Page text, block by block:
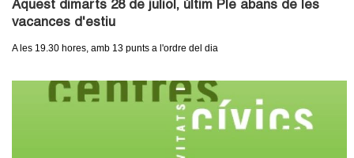
Aquest dimarts 28 de juliol, últim Ple abans de les
vacances d'estiu
A les 19.30 hores, amb 13 punts a l'ordre del dia